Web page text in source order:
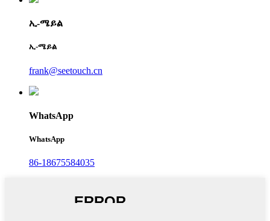
ኢ-ሜይል
ኢ-ሜይል
frank@seetouch.cn
WhatsApp
WhatsApp
86-18675584035